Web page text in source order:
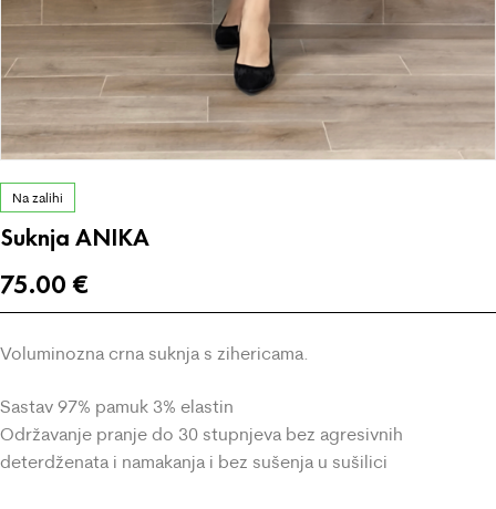
Na zalihi
Suknja ANIKA
75.00€
Voluminozna crna suknja s zihericama.
Sastav 97% pamuk 3% elastin
Održavanje pranje do 30 stupnjeva bez agresivnih
deterdženata i namakanja i bez sušenja u sušilici